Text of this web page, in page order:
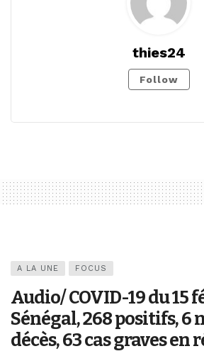
thies24
Follow
A LA UNE FOCUS
Audio/ COVID-19 du 15
Sénégal, 268 positifs, 6
décès, 63 cas graves